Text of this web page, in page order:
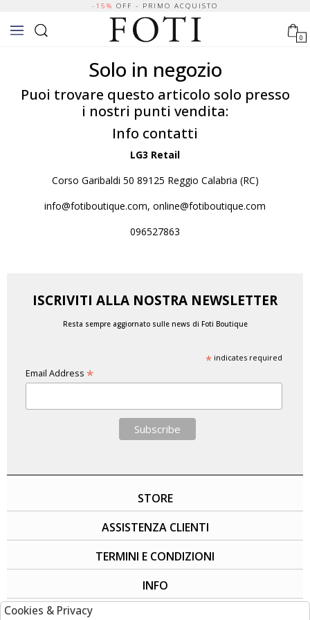
-15% OFF - PRIMO ACQUISTO
0
Solo in negozio
Puoi trovare questo articolo solo presso
i nostri punti vendita:
Info contatti
LG3 Retail
Corso Garibaldi 50 89125 Reggio Calabria (RC)
info@fotiboutique.com, online@fotiboutique.com
096527863
ISCRIVITI ALLA NOSTRA NEWSLETTER
Resta sempre aggiornato sulle news di Foti Boutique
*indicates required
Email Address *
STORE
ASSISTENZA CLIENTI
TERMINI E CONDIZIONI
INFO
Cookies & Privacy